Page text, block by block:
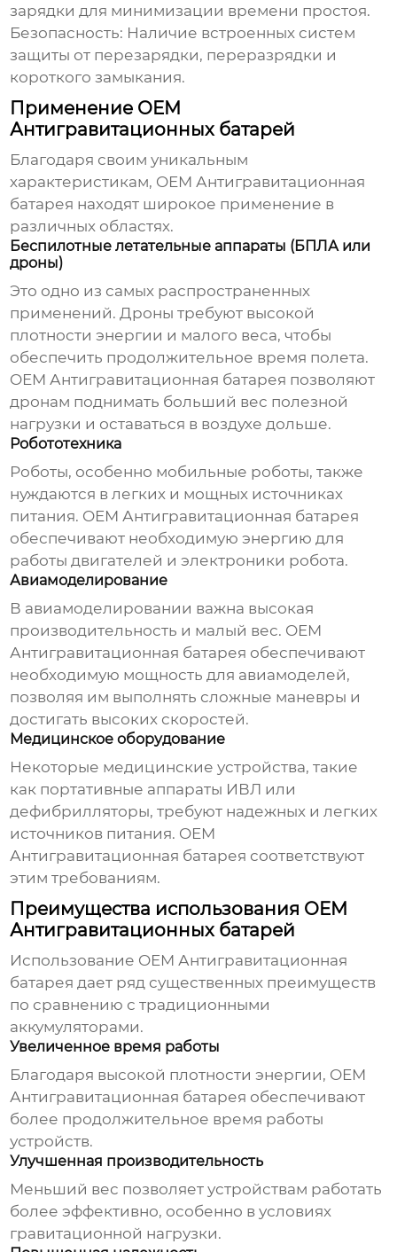
зарядки для минимизации времени простоя.
Безопасность: Наличие встроенных систем
защиты от перезарядки, переразрядки и
короткого замыкания.
Применение OEM
Антигравитационных батарей
Благодаря своим уникальным
характеристикам, OEM Антигравитационная
батарея находят широкое применение в
различных областях.
Беспилотные летательные аппараты (БПЛА или
дроны)
Это одно из самых распространенных
применений. Дроны требуют высокой
плотности энергии и малого веса, чтобы
обеспечить продолжительное время полета.
OEM Антигравитационная батарея позволяют
дронам поднимать больший вес полезной
нагрузки и оставаться в воздухе дольше.
Робототехника
Роботы, особенно мобильные роботы, также
нуждаются в легких и мощных источниках
питания. OEM Антигравитационная батарея
обеспечивают необходимую энергию для
работы двигателей и электроники робота.
Авиамоделирование
В авиамоделировании важна высокая
производительность и малый вес. OEM
Антигравитационная батарея обеспечивают
необходимую мощность для авиамоделей,
позволяя им выполнять сложные маневры и
достигать высоких скоростей.
Медицинское оборудование
Некоторые медицинские устройства, такие
как портативные аппараты ИВЛ или
дефибрилляторы, требуют надежных и легких
источников питания. OEM
Антигравитационная батарея соответствуют
этим требованиям.
Преимущества использования OEM
Антигравитационных батарей
Использование OEM Антигравитационная
батарея дает ряд существенных преимуществ
по сравнению с традиционными
аккумуляторами.
Увеличенное время работы
Благодаря высокой плотности энергии, OEM
Антигравитационная батарея обеспечивают
более продолжительное время работы
устройств.
Улучшенная производительность
Меньший вес позволяет устройствам работать
более эффективно, особенно в условиях
гравитационной нагрузки.